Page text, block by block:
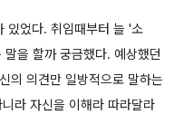
있었다. 취임때부터 늘 '소
을 할까 궁금했다. 예상했던
의 의견만 일방적으로 말하는
라 자신을 이해라 따라달라